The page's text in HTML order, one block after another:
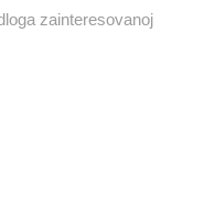
zainteresovanoj